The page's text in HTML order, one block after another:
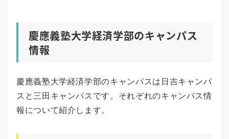
慶應義塾大学経済学部のキャンパス
情報
慶應義塾大学経済学部のキャンパスは日吉キャンパ
スと三田キャンパスです。それぞれのキャンパス情
報について紹介します。